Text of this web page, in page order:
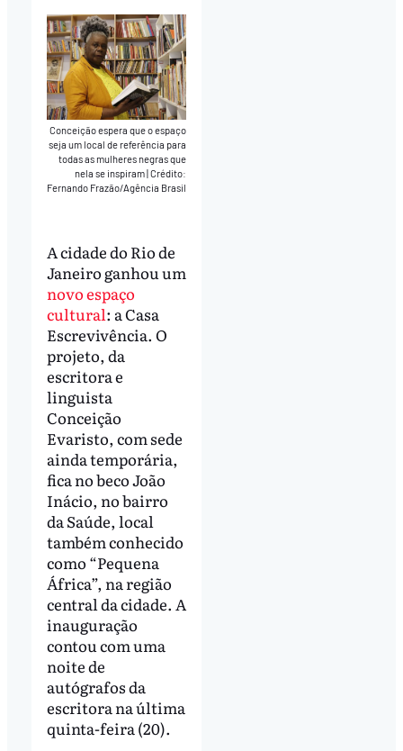
Conceição espera que o espaço
seja um local de referência para
todas as mulheres negras que
nela se inspiram|Crédito:
Fernando Frazão/Agência Brasil
A cidade do Rio de
Janeiro ganhou um
novo espaço
cultural: a Casa
Escrevivência. O
projeto, da
escritora e
linguista
Conceição
Evaristo, com sede
ainda temporária,
fica no beco João
Inácio, no bairro
da Saúde, local
também conhecido
como “Pequena
África”, na região
central da cidade. A
inauguração
contou com uma
noite de
autógrafos da
escritora na última
quinta-feira (20).